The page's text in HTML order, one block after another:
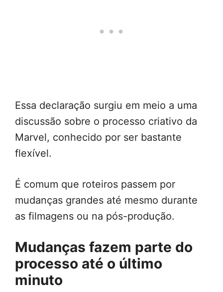
Essa declaração surgiu em meio a uma
discussão sobre o processo criativo da
Marvel, conhecido por ser bastante
flexível.
É comum que roteiros passem por
mudanças grandes até mesmo durante
as filmagens ou na pós-produção.
Mudanças fazem parte do
processo até o último
minuto